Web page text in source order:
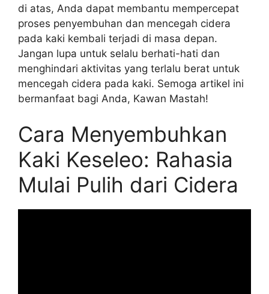
di atas, Anda dapat membantu mempercepat
proses penyembuhan dan mencegah cidera
pada kaki kembali terjadi di masa depan.
Jangan lupa untuk selalu berhati-hati dan
menghindari aktivitas yang terlalu berat untuk
mencegah cidera pada kaki. Semoga artikel ini
bermanfaat bagi Anda, Kawan Mastah!
Cara Menyembuhkan
Kaki Keseleo: Rahasia
Mulai Pulih dari Cidera